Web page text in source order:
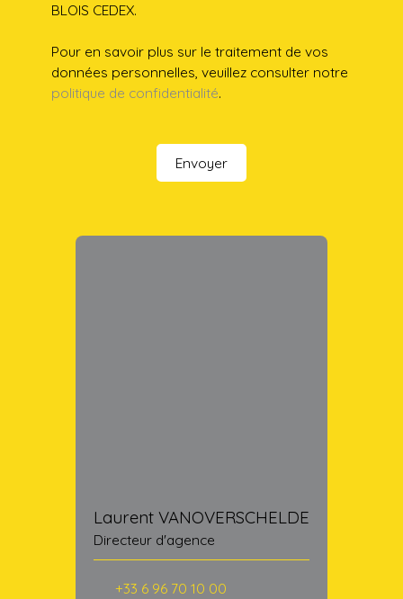
BLOIS CEDEX.
Pour en savoir plus sur le traitement de vos
données personnelles, veuillez consulter notre
politique de confidentialité.
Envoyer
Laurent VANOVERSCHELDE
Directeur d'agence
+33 6 96 70 10 00